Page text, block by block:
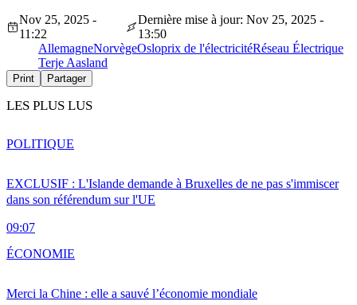
Nov 25, 2025 -
11:22
Dernière mise à jour: Nov 25, 2025 -
13:50
AllemagneNorvègeOsloprix de l'électricitéRéseau Électrique
Terje Aasland
Print Partager
LES PLUS LUS
EXCLUSIF : L'Islande demande à Bruxelles de ne pas s'immiscer
dans son référendum sur l'UE
09:07
POLITIQUE
Merci la Chine : elle a sauvé l’économie mondiale
ÉCONOMIE